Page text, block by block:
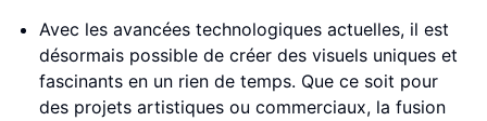
Avec les avancées technologiques actuelles, il est
désormais possible de créer des visuels uniques et
fascinants en un rien de temps. Que ce soit pour
des projets artistiques ou commerciaux, la fusion